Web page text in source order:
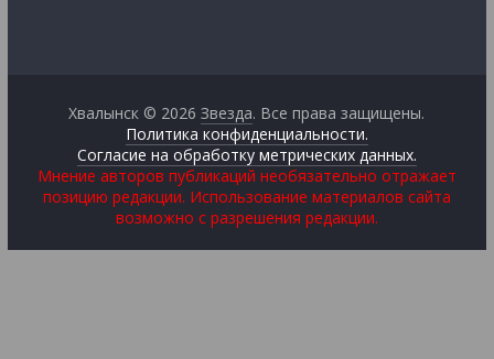
Хвалынск © 2026Звезда. Все права защищены.
Политика конфиденциальности.
Согласие на обработку метрических данных.
Мнение авторов публикаций необязательно отражает
позицию редакции. Использование материалов сайта
возможно с разрешения редакции.